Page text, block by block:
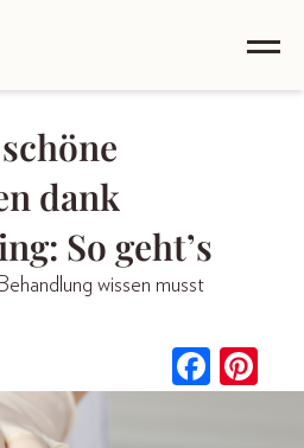
dank
So geht’s
wissen musst